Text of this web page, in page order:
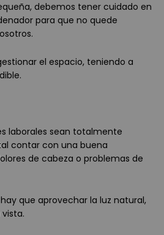
debemos tener cuidado en
para que no quede
el espacio, teniendo a
laborales sean totalmente
contar con una buena
de cabeza o problemas de
que aprovechar la luz natural,